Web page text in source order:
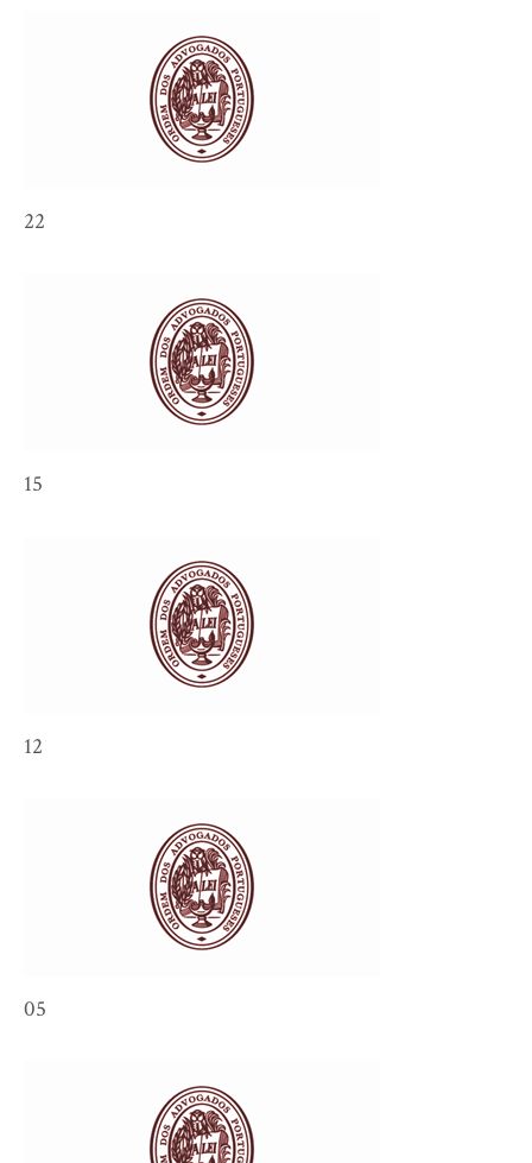
22
15
12
05